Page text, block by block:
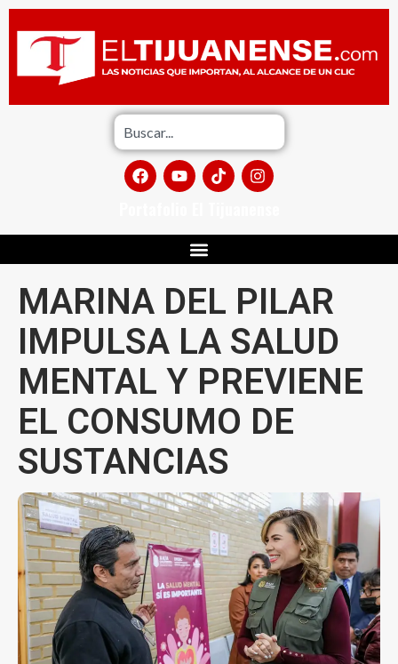
MARINA DEL PILAR
IMPULSA LA SALUD
MENTAL Y PREVIENE
EL CONSUMO DE
SUSTANCIAS